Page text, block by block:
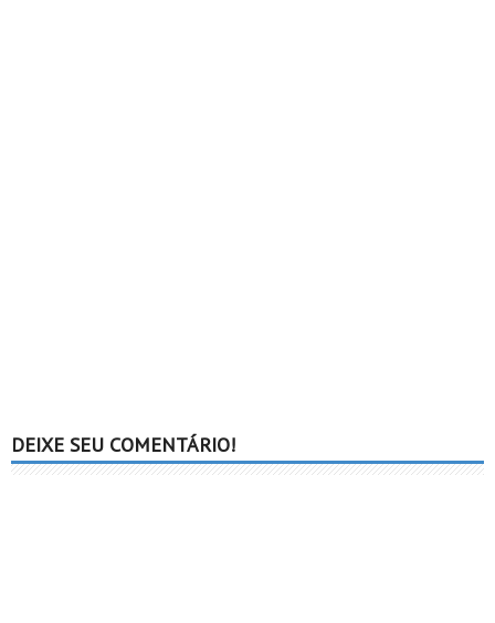
DEIXE SEU COMENTÁRIO!